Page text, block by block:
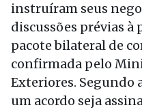
instruíram seus
discussões prévias à
pacote bilateral de
confirmada pelo
Exteriores. Segundo
um acordo seja